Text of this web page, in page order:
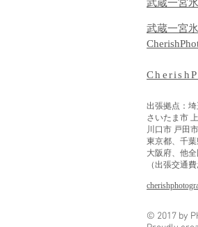
武蔵一宮
武蔵一宮
出張拠点：
さいたま市
川口市 戸田
東京都、千
大阪府、他
（出張交通
© 2017 by